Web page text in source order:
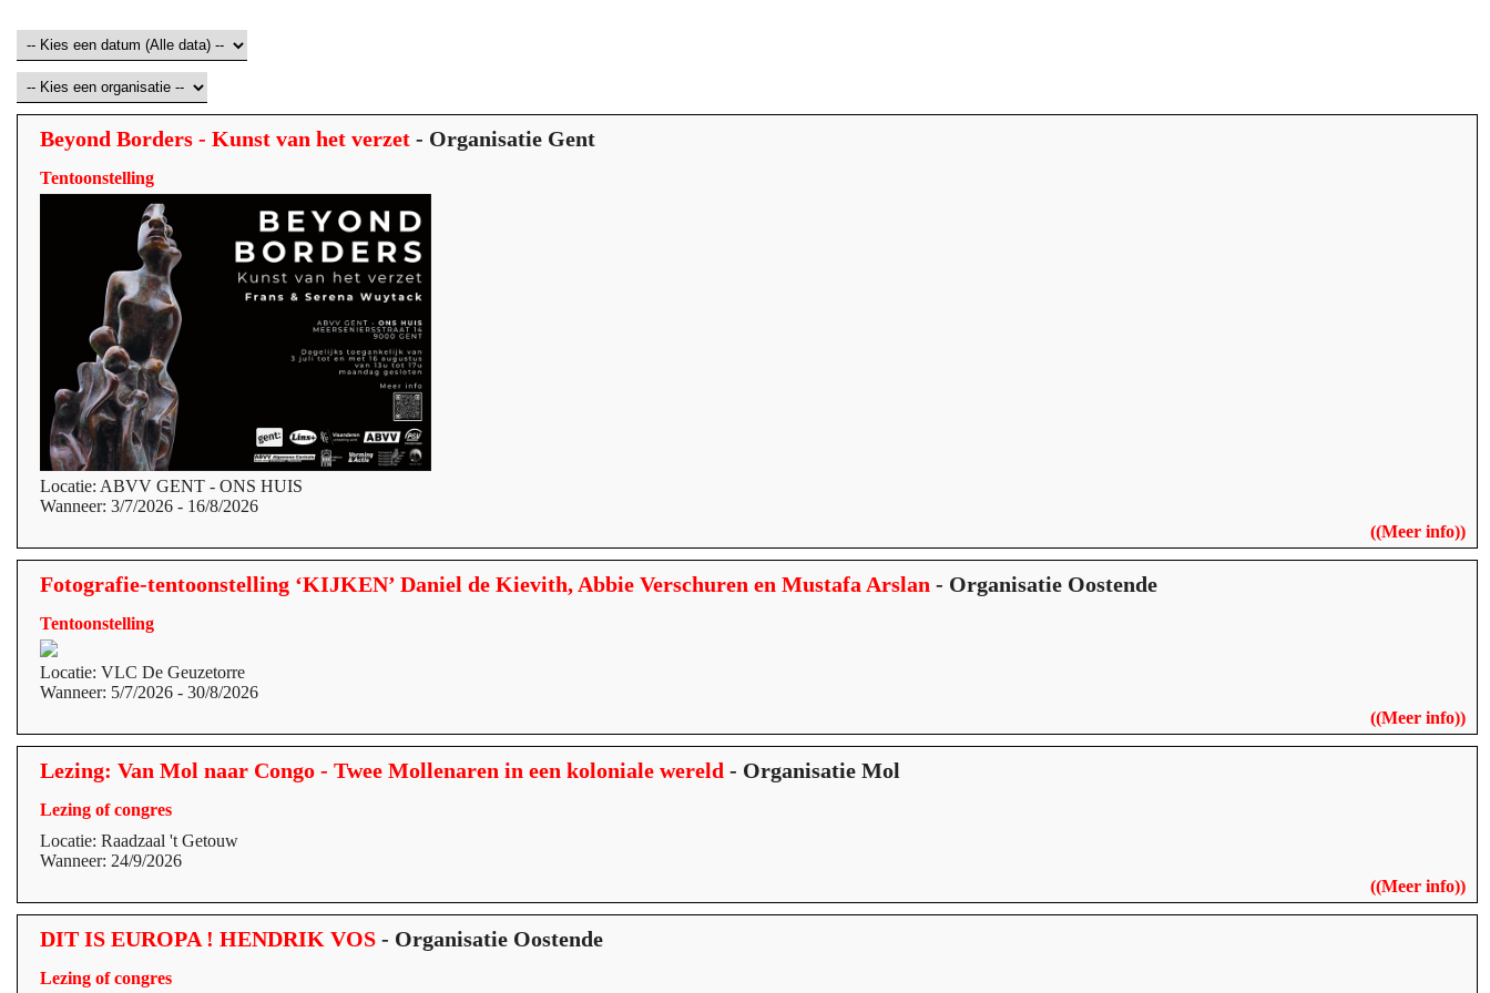
Beyond Borders - Kunst van het verzet - Organisatie Gent
Tentoonstelling
Locatie: ABVV GENT - ONS HUIS
Wanneer: 3/7/2026 - 16/8/2026
((Meer info))
Fotografie-tentoonstelling ‘KIJKEN’ Daniel de Kievith, Abbie Verschuren en Mustafa Arslan - Organisatie Oostende
Tentoonstelling
Locatie: VLC De Geuzetorre
Wanneer: 5/7/2026 - 30/8/2026
((Meer info))
Lezing: Van Mol naar Congo - Twee Mollenaren in een koloniale wereld - Organisatie Mol
Lezing of congres
Locatie: Raadzaal 't Getouw
Wanneer: 24/9/2026
((Meer info))
DIT IS EUROPA ! HENDRIK VOS - Organisatie Oostende
Lezing of congres